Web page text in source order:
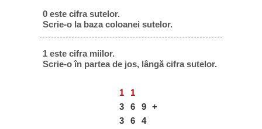
0 este cifra sutelor.
Scrie-o la baza coloanei sutelor.
1 este cifra miilor.
Scrie-o în partea de jos, lângă cifra sutelor.
1
1
3
6 9
+
3
6
4